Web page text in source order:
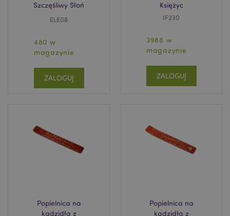
Szczęśliwy Słoń
ELE08
480 w
magazynie
ZALOGUJ
Księżyc
IF230
3988 w
magazynie
ZALOGUJ
Popielnica na
kadzidła z
Popielnica na
kadzidła z